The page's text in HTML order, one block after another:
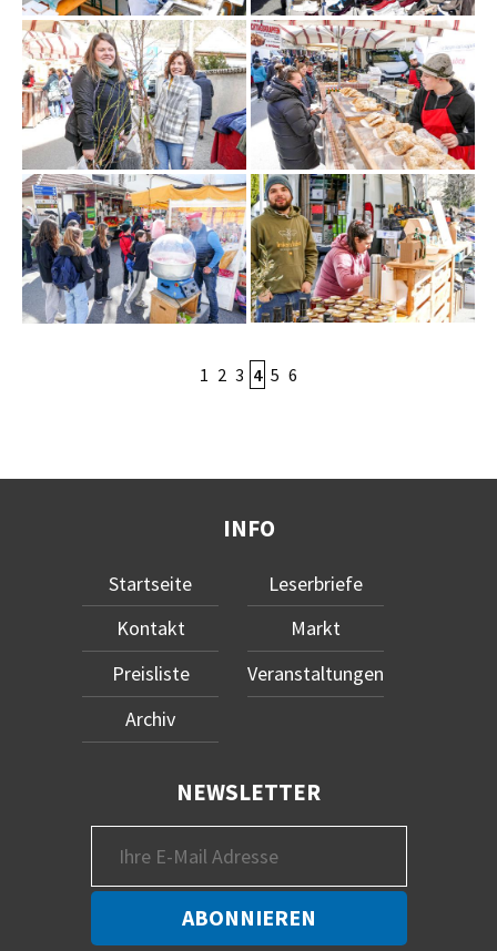
1 2 3 4 5 6
INFO
Startseite
Kontakt
Preisliste
Archiv
Leserbriefe
Markt
Veranstaltungen
NEWSLETTER